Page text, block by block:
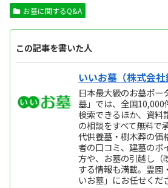
お墓に関するQ&A
この記事を書いた人
いいお墓（株式会社
日本最大級のお墓ポー
墓」では、全国
検索できるほか、資料
の相談をすべて無料で
代供養墓・樹木葬の価
者の口コミ、建墓のポ
方や、お墓の引越し（
する情報も満載。霊園
いお墓」にお任せくだ